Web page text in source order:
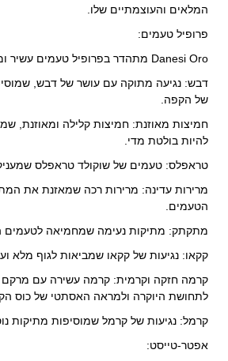
המלאים והעוצמתיים שלו.
פרופיל טעמים:
Danesi Oro מתהדר בפרופיל טעמים עשיר ומגוון:
דבש: נגיעה מתוקה עם עושר של דבש,
של הקפה.
חמיצות מאוזנת: חמיצות קלילה ומאוזנת,
להיות בולטת מדי.
טראפלס: טעמים של שוקולד טראפלס
מרירות עדינה: מרירות רכה שמאזנת את
הטעמים.
מתקתק: מתיקות נעימה שמחמיאה לטעמים
קקאו: נגיעות של קקאו שמביאות לגוף מלא
קרמה חזקה וקרמית: קרמה עשירה עם מרקם
לתחושת היוקרה ולמראה האסתטי של כוס
קרמל: נגיעות של קרמל שמוסיפות מתיקות
אפטר-טייסט: